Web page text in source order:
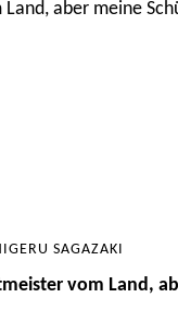
SAGAZAKI
vom Land,